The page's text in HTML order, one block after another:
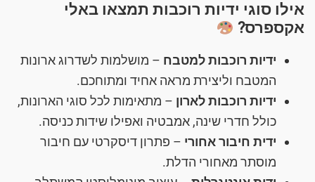
אילו סוגי ידיות רוכבות תמצאו באלי
אקספרס?
ידיות רוכבות למטבח – מושלמות לשדרוג ארונות
המטבח וליצירת מראה אחיד ומתוחכם.
ידיות רוכבות לארון – מתאימות לכל סוגי הארונות,
כולל חדרי שינה, אמבטיה ואפילו שידות כניסה.
ידית חיבור אחורי – פתרון דיסקרטי עם חיבור
מוסתר מאחורי הדלת.